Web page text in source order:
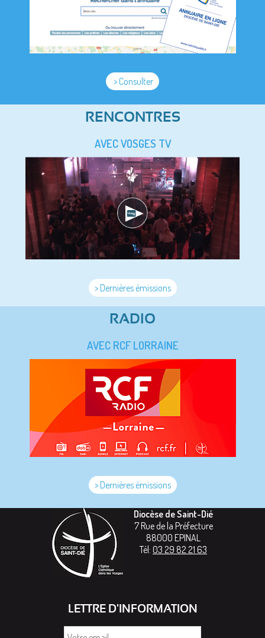
> Consulter
RENCONTRES
AVEC VOSGES TV
> Dernières émissions
RADIO
AVEC RCF LORRAINE
> Dernières émissions
Diocèse de Saint-Dié
7 Rue de la Préfecture
88000 EPINAL
Tél: 03 29 82 21 63
LETTRE D'INFORMATION